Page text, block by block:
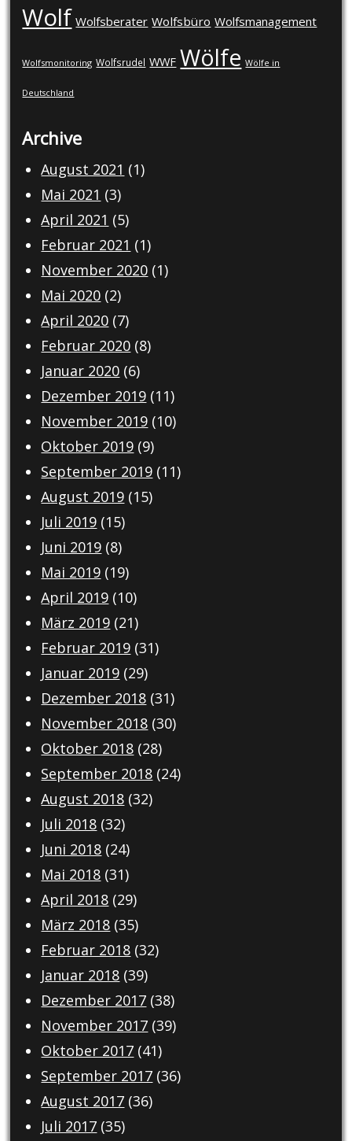
Wolf Wolfsberater Wolfsbüro Wolfsmanagement
Wolfsmonitoring Wolfsrudel WWF Wölfe Wölfe in
Deutschland
Archive
August 2021 (1)
Mai 2021 (3)
April 2021 (5)
Februar 2021 (1)
November 2020 (1)
Mai 2020 (2)
April 2020 (7)
Februar 2020 (8)
Januar 2020 (6)
Dezember 2019 (11)
November 2019 (10)
Oktober 2019 (9)
September 2019 (11)
August 2019 (15)
Juli 2019 (15)
Juni 2019 (8)
Mai 2019 (19)
April 2019 (10)
März 2019 (21)
Februar 2019 (31)
Januar 2019 (29)
Dezember 2018 (31)
November 2018 (30)
Oktober 2018 (28)
September 2018 (24)
August 2018 (32)
Juli 2018 (32)
Juni 2018 (24)
Mai 2018 (31)
April 2018 (29)
März 2018 (35)
Februar 2018 (32)
Januar 2018 (39)
Dezember 2017 (38)
November 2017 (39)
Oktober 2017 (41)
September 2017 (36)
August 2017 (36)
Juli 2017 (35)